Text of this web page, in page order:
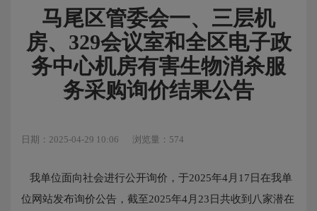
马尾区管委会一、三层机
房、329会议室和全区电子政
务中心机房有害生物消杀服
务采购询价结果公告
日期：2025-04-29 10:06 浏览量：574
我单位面向社会进行公开询价，于2025年4月17日在我单
位网站发布询价公告，截至2025年4月23日共收到八家潜在